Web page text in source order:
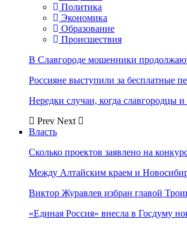
Политика
Экономика
Образование
Происшествия
В Славгороде мошенники
Россияне выступили за бесплатные
Нередки случаи, когда славгородцы
Prev Next
Власть
Сколько проектов заявлено на
Между Алтайским краем и
Виктор Журавлев избран главой
«Единая Россия» внесла в Госдуму